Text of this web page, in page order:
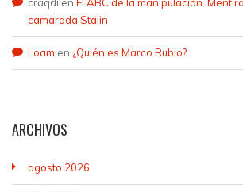
craqdi en El ABC de la manipulación.
camarada Stalin
Loam en ¿Quién es Marco Rubio?
ARCHIVOS
agosto 2026